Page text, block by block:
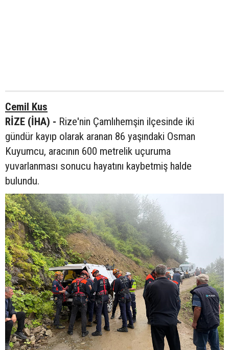
Cemil Kus
RİZE (İHA) - Rize'nin Çamlıhemşin ilçesinde iki
gündür kayıp olarak aranan 86 yaşındaki Osman
Kuyumcu, aracının 600 metrelik uçuruma
yuvarlanması sonucu hayatını kaybetmiş halde
bulundu.